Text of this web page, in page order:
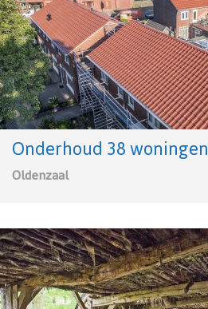
Onderhoud 38 woningen
Oldenzaal